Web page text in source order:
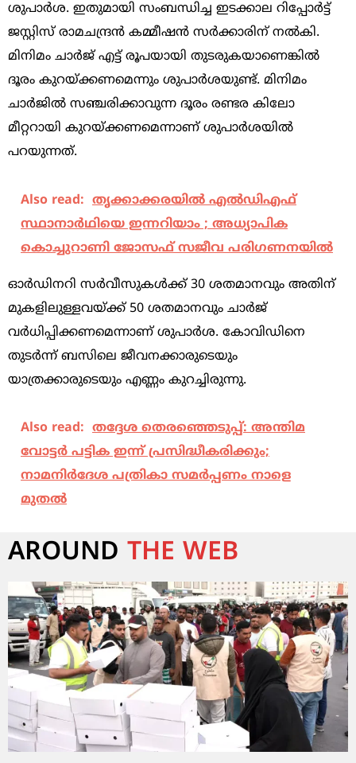
ശുപാര്‍ശ. ഇതുമായി സംബന്ധിച്ച ഇടക്കാല റിപ്പോര്‍ട്ട്
ജസ്റ്റിസ് രാമചന്ദ്രന്‍ കമ്മീഷന്‍ സര്‍ക്കാരിന് നല്‍കി.
മിനിമം ചാര്‍ജ് എട്ട് രൂപയായി തുടരുകയാണെങ്കില്‍
ദൂരം കുറയ്ക്കണമെന്നും ശുപാര്‍ശയുണ്ട്. മിനിമം
ചാര്‍ജില്‍ സഞ്ചരിക്കാവുന്ന ദൂരം രണ്ടര കിലോ
മീറ്ററായി കുറയ്ക്കണമെന്നാണ് ശുപാര്‍ശയില്‍
പറയുന്നത്.
Also read: തൃക്കാക്കരയില്‍ എല്‍ഡിഎഫ്
സ്ഥാനാര്‍ഥിയെ ഇന്നറിയാം ; അധ്യാപിക
കൊച്ചുറാണി ജോസഫ് സജീവ പരിഗണനയില്‍
ഓര്‍ഡിനറി സര്‍വീസുകള്‍ക്ക് 30 ശതമാനവും അതിന്
മുകളിലുള്ളവയ്ക്ക് 50 ശതമാനവും ചാര്‍ജ്
വര്‍ധിപ്പിക്കണമെന്നാണ് ശുപാര്‍ശ. കോവിഡിനെ
തുടര്‍ന്ന് ബസിലെ ജീവനക്കാരുടെയും
യാത്രക്കാരുടെയും എണ്ണം കുറച്ചിരുന്നു.
Also read: തദ്ദേശ തെരഞ്ഞെടുപ്പ്: അന്തിമ
വോട്ടര്‍ പട്ടിക ഇന്ന് പ്രസിദ്ധീകരിക്കും;
നാമനിര്‍ദേശ പത്രികാ സമര്‍പ്പണം നാളെ
മുതല്‍
AROUND THE WEB